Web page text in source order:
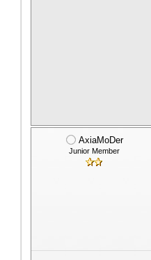
AxiaMoDer
Junior Member